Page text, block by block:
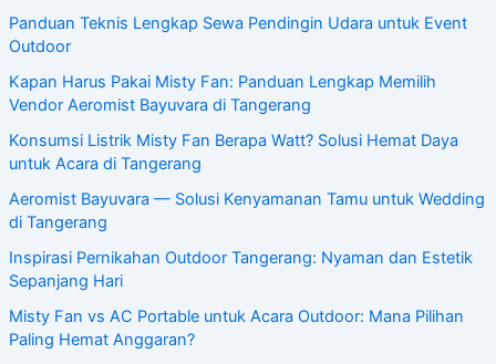
Panduan Teknis Lengkap Sewa Pendingin Udara untuk Event
Outdoor
Kapan Harus Pakai Misty Fan: Panduan Lengkap Memilih
Vendor Aeromist Bayuvara di Tangerang
Konsumsi Listrik Misty Fan Berapa Watt? Solusi Hemat Daya
untuk Acara di Tangerang
Aeromist Bayuvara — Solusi Kenyamanan Tamu untuk Wedding
di Tangerang
Inspirasi Pernikahan Outdoor Tangerang: Nyaman dan Estetik
Sepanjang Hari
Misty Fan vs AC Portable untuk Acara Outdoor: Mana Pilihan
Paling Hemat Anggaran?